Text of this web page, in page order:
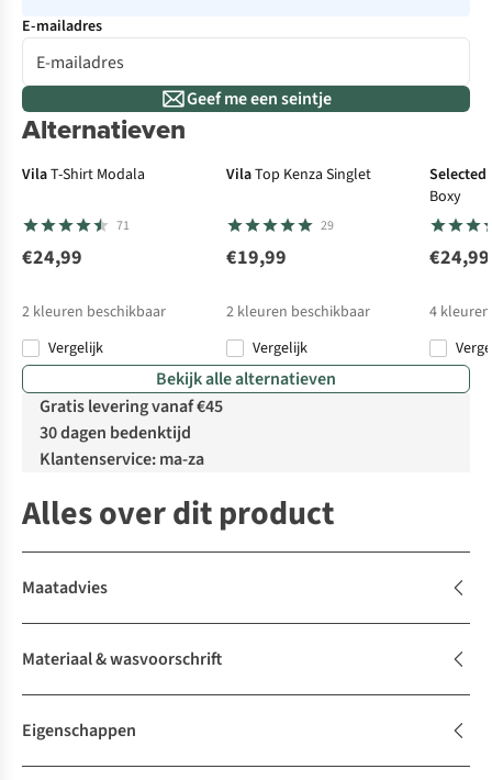
E-mailadres
Geef me een seintje
Alternatieven
VilaT-Shirt Modala
71
€24,99
2 kleuren beschikbaar
Vergelijk
VilaTop Kenza Singlet
29
€19,99
2 kleuren beschikbaar
Vergelijk
Selected
Boxy
€24,99
4
%
Bekijk alle alternatieven
Gratis levering vanaf €45
30 dagen bedenktijd
Klantenservice: ma-za
Alles over dit product
Maatadvies
Materiaal & wasvoorschrift
Eigenschappen